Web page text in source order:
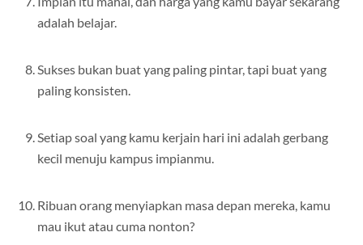
adalah belajar.
Sukses bukan buat yang paling pintar, tapi buat yang
paling konsisten.
Setiap soal yang kamu kerjain hari ini adalah gerbang
kecil menuju kampus impianmu.
Ribuan orang menyiapkan masa depan mereka, kamu
mau ikut atau cuma nonton?